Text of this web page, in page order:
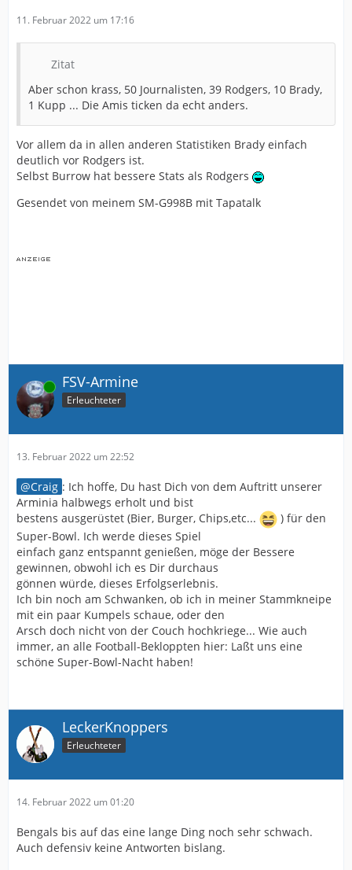
11. Februar 2022 um 17:16
Zitat
Aber schon krass, 50 Journalisten, 39 Rodgers, 10 Brady,
1 Kupp ... Die Amis ticken da echt anders.
Vor allem da in allen anderen Statistiken Brady einfach
deutlich vor Rodgers ist.
Selbst Burrow hat bessere Stats als Rodgers
Gesendet von meinem SM-G998B mit Tapatalk
Online FSV-Armine
Erleuchteter
13. Februar 2022 um 22:52
Craig : Ich hoffe, Du hast Dich von dem Auftritt unserer
Arminia halbwegs erholt und bist
bestens ausgerüstet (Bier, Burger, Chips,etc...
) für den
Super-Bowl. Ich werde dieses Spiel
einfach ganz entspannt genießen, möge der Bessere
gewinnen, obwohl ich es Dir durchaus
gönnen würde, dieses Erfolgserlebnis.
Ich bin noch am Schwanken, ob ich in meiner Stammkneipe
mit ein paar Kumpels schaue, oder den
Arsch doch nicht von der Couch hochkriege... Wie auch
immer, an alle Football-Bekloppten hier: Laßt uns eine
schöne Super-Bowl-Nacht haben!
LeckerKnoppers
Erleuchteter
14. Februar 2022 um 01:20
Bengals bis auf das eine lange Ding noch sehr schwach.
Auch defensiv keine Antworten bislang.